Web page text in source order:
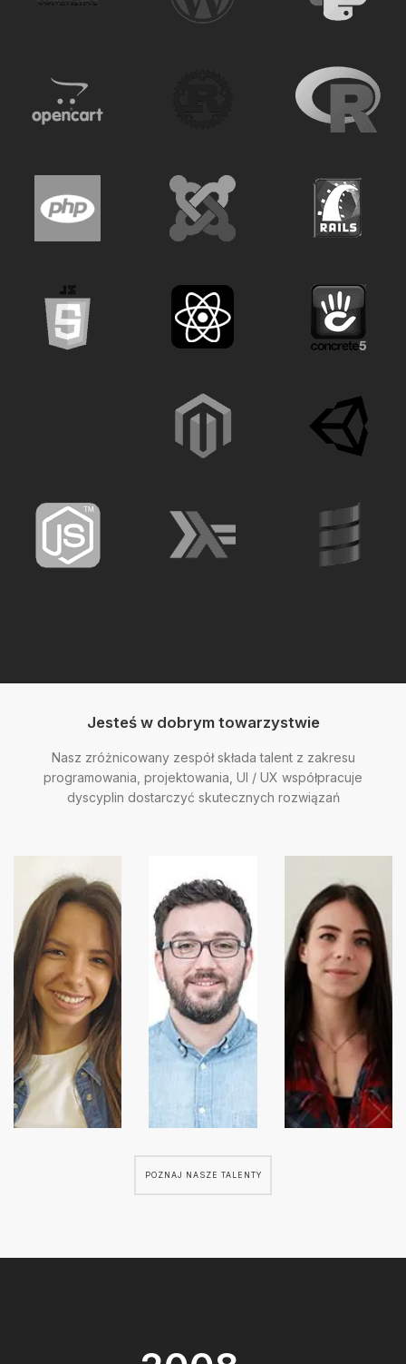
Jesteś w dobrym towarzystwie
Nasz zróżnicowany zespół składa talent z zakresu
programowania, projektowania, UI / UX współpracuje
dyscyplin dostarczyć skutecznych rozwiązań
POZNAJ NASZE TALENTY